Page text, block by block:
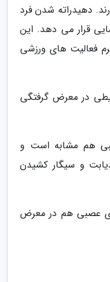
دهیدراته شدن فرد
قرار می دهد. این
فعالیت های ورزشی
در معرض گرفتگی
هم مشابه است و
و سیگار کشیدن
ای عصبی هم در معرض